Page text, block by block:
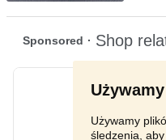
Używamy
śledzenia,